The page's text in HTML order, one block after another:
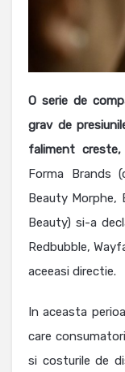
O serie de
grav de
faliment
Forma Brands
Beauty Morphe,
Beauty) si-a
Redbubble,
aceeasi directie.
In aceasta
care
si costurile de